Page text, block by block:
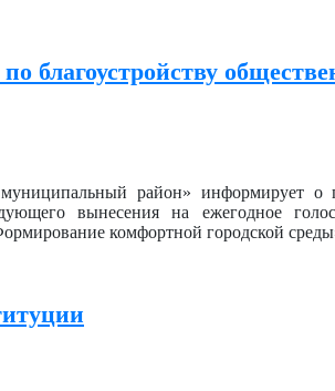
благоустройству
район» информирует о
вынесения на ежегодное
комфортной городской